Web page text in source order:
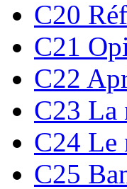
C20
C21
C22
C23 La
C24 Le
C25